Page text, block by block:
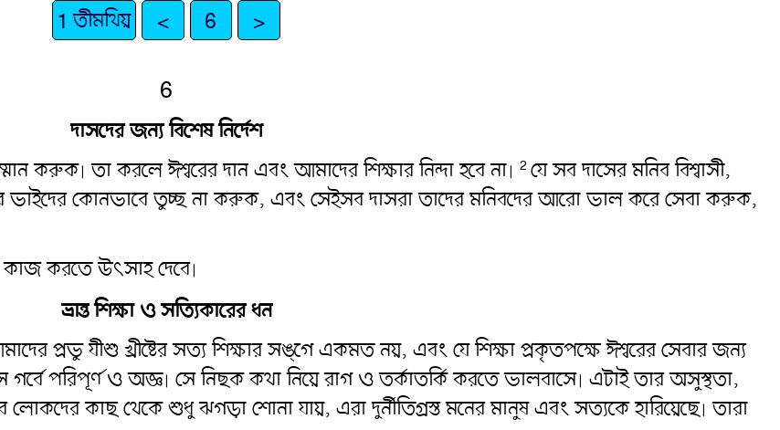
1 তীমথিয় < 6 >
6
দাসদের জন্য বিশেষ নির্দেশ
করুক৷ তা করলে ঈশ্বরের দান এবং আমাদের শিক্ষার নিন্দা হবে না৷ 2 যে সব দাসের মনিব বিশ্বাসী,
ভাইদের কোনভাবে তুচ্ছ না করুক, এবং সেইসব দাসরা তাদের মনিবদের আরো ভাল করে সেবা করুক,
করতে উৎসাহ দেবে৷
ভ্রান্ত শিক্ষা ও সত্যিকারের ধন
প্রভু যীশু খ্রীষ্টের সত্য শিক্ষার সঙ্গে একমত নয়, এবং যে শিক্ষা প্রকৃতপক্ষে ঈশ্বরের সেবার জন্য
সে গর্বে পরিপূর্ণ ও অজ্ঞ৷ সে নিছক কথা নিয়ে রাগ ও তর্কাতর্কি করতে ভালবাসে৷ এটাই তার অসুস্থতা,
কাছ থেকে শুধু ঝগড়া শোনা যায়, এরা দুর্নীতিগ্রস্ত মনের মানুষ এবং সত্যকে হারিয়েছে৷ তারা